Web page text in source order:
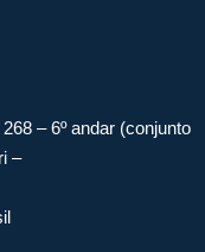
– 6º andar (conjunto
–